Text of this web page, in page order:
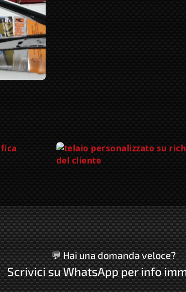
💬 Hai una domanda veloce?
Scrivici su WhatsApp per info